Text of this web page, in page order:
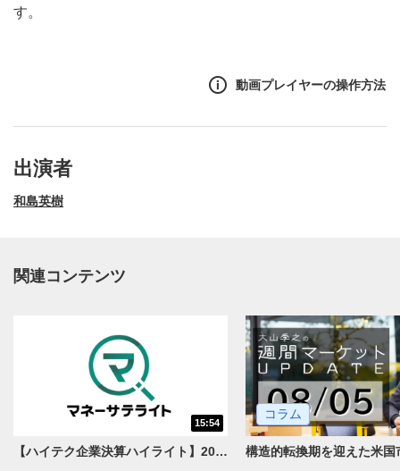
す。
動画プレイヤーの操作方法
動画再生エリア
動画再生エリアをクリックすると、動画を再生または
一時停止します。
出演者
和島英樹
関連コンテンツ
15:54
【ハイテク企業決算ハイライト】2027年分のメモリに売切れ報道!?＜米国マーケットダイジェスト8/5号＞
コラム